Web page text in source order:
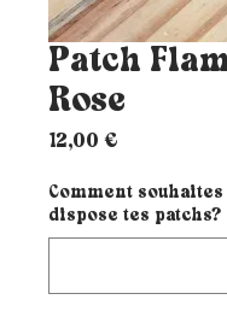
Patch
Rose
12,00 €
Comment souhaites
dispose tes patchs?